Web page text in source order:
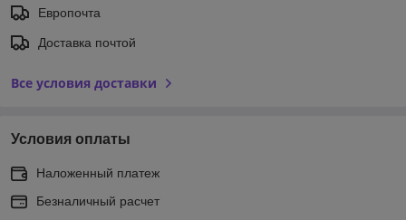
Европочта
Доставка почтой
Все условия доставки
Условия оплаты
Наложенный платеж
Безналичный расчет